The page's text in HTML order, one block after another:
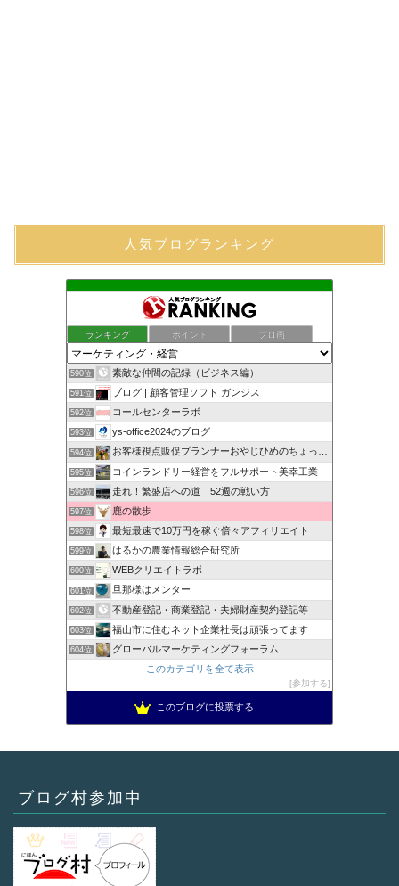
人気ブログランキング
ランキング ポイント ブロ画
590位 素敵な仲間の記録（ビジネス編）
591位 ブログ | 顧客管理ソフト ガンジス
592位 コールセンターラボ
593位 ys-office2024のブログ
594位 お客様視点販促プランナーおやじひめのちょっとタメになる話
595位 コインランドリー経営をフルサポート美幸工業
596位 走れ！繁盛店への道 52週の戦い方
597位 鹿の散歩
598位 最短最速で10万円を稼ぐ倍々アフィリエイト
599位 はるかの農業情報総合研究所
600位 WEBクリエイトラボ
601位 旦那様はメンター
602位 不動産登記・商業登記・夫婦財産契約登記等
603位 福山市に住むネット企業社長は頑張ってます
604位
グローバルマーケティングフォーラム
このカテゴリを全て表示
参加する
このブログに投票する
ブログ村参加中